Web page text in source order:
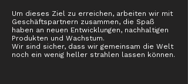
Um dieses Ziel zu erreichen, arbeiten wir mit
Geschäftspartnern zusammen, die Spaß
haben an neuen Entwicklungen, nachhaltigen
Produkten und Wachstum.
Wir sind sicher, dass wir gemeinsam die Welt
noch ein wenig heller strahlen lassen können.